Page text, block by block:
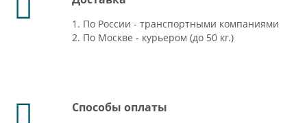
1. По России - транспортными компаниями
2. По Москве - курьером (до 50 кг.)
Способы оплаты